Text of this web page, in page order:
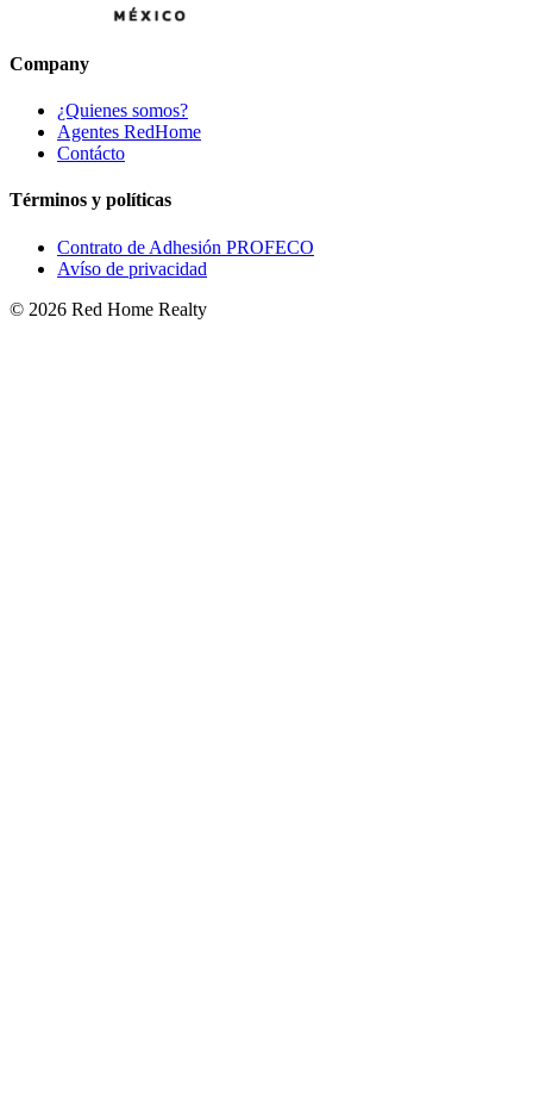
Company
¿Quienes somos?
Agentes RedHome
Contácto
Términos y políticas
Contrato de Adhesión PROFECO
Avíso de privacidad
© 2026 Red Home Realty